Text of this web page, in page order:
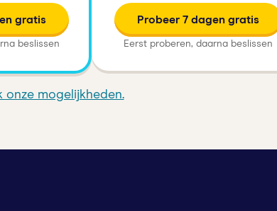
gratis
beslissen
Probeer 7 dagen gratis
Eerst proberen, daarna beslissen
onze mogelijkheden.